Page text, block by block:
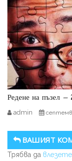
Редене на пъзел –
admin
ВАШИЯТ
Трябва да влезете